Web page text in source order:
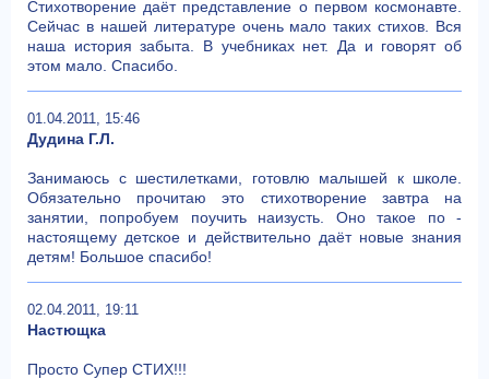
Стихотворение даёт представление о первом космонавте.
Сейчас в нашей литературе очень мало таких стихов. Вся
наша история забыта. В учебниках нет. Да и говорят об
этом мало. Спасибо.
01.04.2011, 15:46
Дудина Г.Л.
Занимаюсь с шестилетками, готовлю малышей к школе.
Обязательно прочитаю это стихотворение завтра на
занятии, попробуем поучить наизусть. Оно такое по -
настоящему детское и действительно даёт новые знания
детям! Большое спасибо!
02.04.2011, 19:11
Настющка
Просто Супер СТИХ!!!